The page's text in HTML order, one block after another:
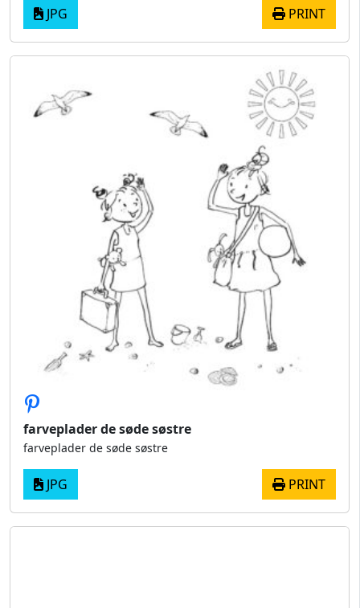
JPG PRINT
farveplader de søde søstre
farveplader de søde søstre
JPG PRINT